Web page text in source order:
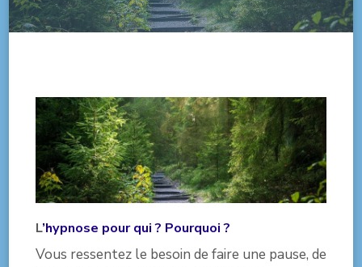
L’hypnose pour qui ? Pourquoi ?
Vous ressentez le besoin de faire une pause, de